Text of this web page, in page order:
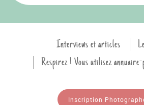
Interviews et articles
Respirez ! Vous utilisez
Inscription